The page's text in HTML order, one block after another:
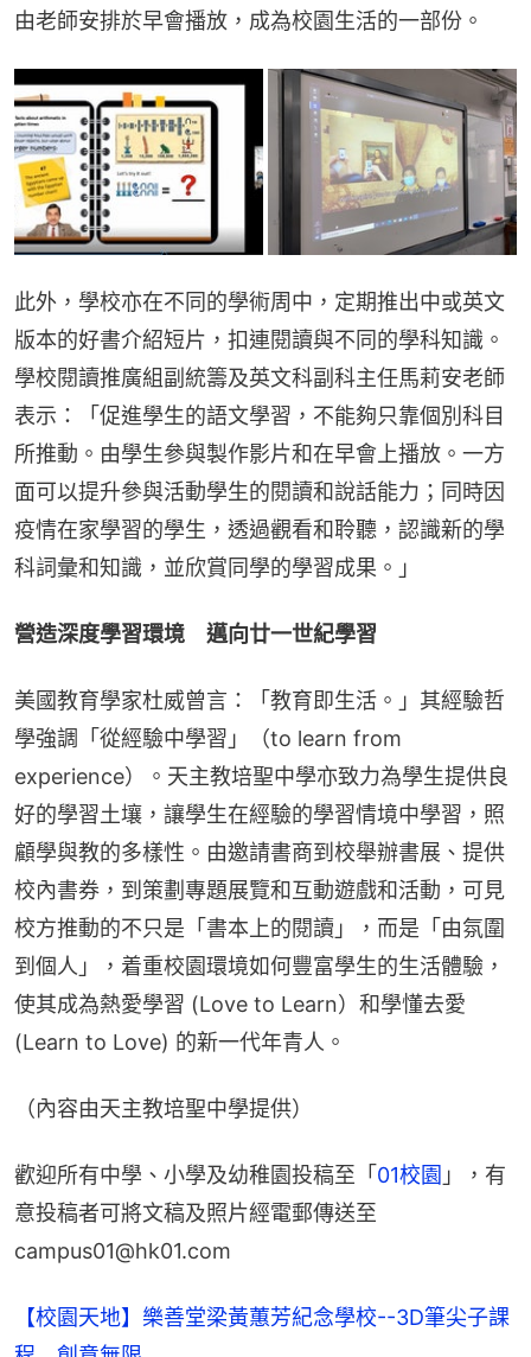
由老師安排於早會播放，成為校園生活的一部份。
此外，學校亦在不同的學術周中，定期推出中或英文
版本的好書介紹短片，扣連閱讀與不同的學科知識。
學校閱讀推廣組副統籌及英文科副科主任馬莉安老師
表示：「促進學生的語文學習，不能夠只靠個別科目
所推動。由學生參與製作影片和在早會上播放。一方
面可以提升參與活動學生的閱讀和說話能力；同時因
疫情在家學習的學生，透過觀看和聆聽，認識新的學
科詞彙和知識，並欣賞同學的學習成果。」
營造深度學習環境　邁向廿一世紀學習
美國教育學家杜威曾言：「教育即生活。」其經驗哲
學強調「從經驗中學習」（to learn from
experience）。天主教培聖中學亦致力為學生提供良
好的學習土壤，讓學生在經驗的學習情境中學習，照
顧學與教的多樣性。由邀請書商到校舉辦書展、提供
校內書券，到策劃專題展覽和互動遊戲和活動，可見
校方推動的不只是「書本上的閱讀」，而是「由氛圍
到個人」，着重校園環境如何豐富學生的生活體驗，
使其成為熱愛學習 (Love to Learn）和學懂去愛
(Learn to Love) 的新一代年青人。
（內容由天主教培聖中學提供）
歡迎所有中學、小學及幼稚園投稿至「 01校園 」，有
意投稿者可將文稿及照片經電郵傳送至
campus01@hk01.com
【校園天地】樂善堂梁黃蕙芳紀念學校--3D筆尖子課